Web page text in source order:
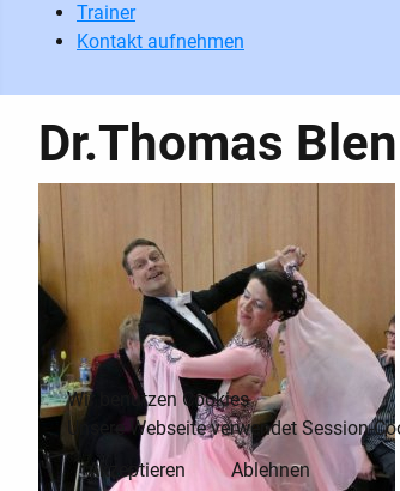
Trainer
Kontakt aufnehmen
Dr.Thomas
Wir benutzen Cookies
Unsere Webseite verwendet Session-
Akzeptieren
Ablehnen